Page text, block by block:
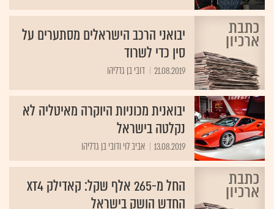
יבואני הרכב הישראלים מסתערים על
סין כדי לשרוד
21.08.2019 דובי בן גדליהו
יבואנית מכוניות היוקרה מאיטליה לא
נקלטה בישראל
13.08.2019 אביב לוי ודובי בן גדליהו
החל מ-265 אלף שקל: קאדילק XT4
החדש הושק בישראל